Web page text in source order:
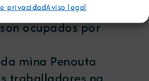
privacidadAviso legal
de 70 empregos
ocupados por
mina Penouta